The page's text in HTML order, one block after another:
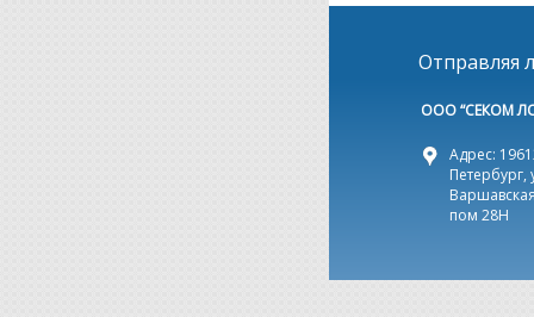
Отправляя
ООО “СЕКОМ
Адрес:
Петербург,
пом 28Н